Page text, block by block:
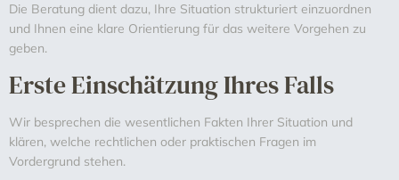
Die Beratung dient dazu, Ihre Situation strukturiert einzuordnen
und Ihnen eine klare Orientierung für das weitere Vorgehen zu
geben.
Erste Einschätzung Ihres Falls
Wir besprechen die wesentlichen Fakten Ihrer Situation und
klären, welche rechtlichen oder praktischen Fragen im
Vordergrund stehen.